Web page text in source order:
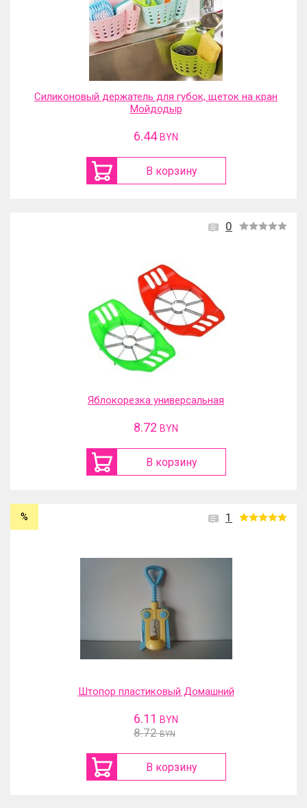
Силиконовый держатель для губок, щеток на кран
Мойдодыр
6.44 BYN
В корзину
0
Яблокорезка универсальная
8.72 BYN
В корзину
1
%
Штопор пластиковый Домашний
6.11 BYN
8.72 BYN
В корзину